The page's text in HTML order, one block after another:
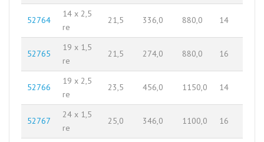
52764
14 x 2,5
re
21,5 336,0 880,0 14
52765
19 x 1,5
re
21,5 274,0 880,0 16
52766
19 x 2,5
re
23,5 456,0 1150,0 14
52767
24 x 1,5
re
25,0 346,0 1100,0 16